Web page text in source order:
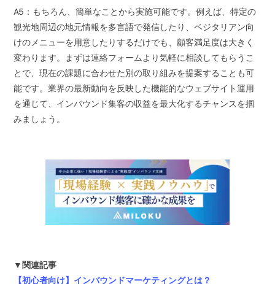
A5：もちろん、簡単なことから実施可能です。例えば、特定の
観光地周辺の地元情報を多言語で発信したり、ベジタリアン向
けのメニューを用意したりするだけでも、顧客満足度は大きく
変わります。まずは連絡フォームより気軽に相談してもらうこ
とで、現在の課題に合わせた別の取り組みを提案することも可
能です。業界の最新動向を反映した機能的なウェブサイト運用
を通じて、インバウンド集客の収益を最大化するチャンスを掴
みましょう。
▼関連記事
【初心者向け】インバウンドマーケティングとは？